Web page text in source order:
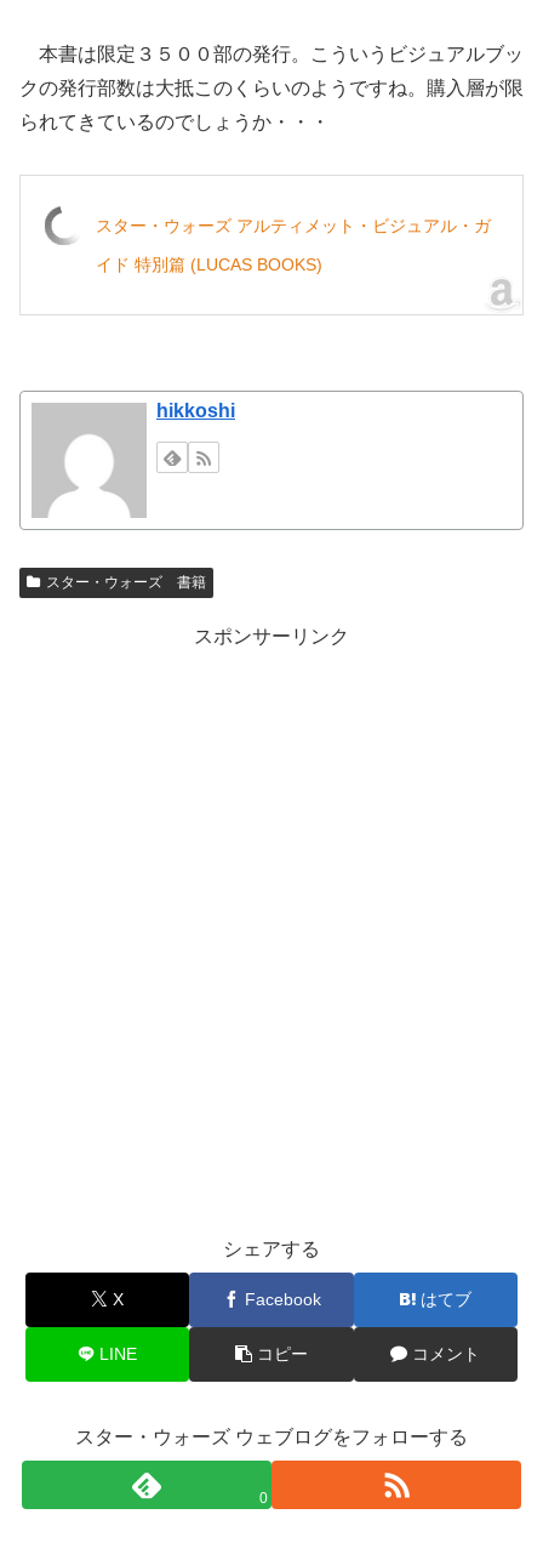
本書は限定３５００部の発行。こういうビジュアルブッ
クの発行部数は大抵このくらいのようですね。購入層が限
られてきているのでしょうか・・・
スター・ウォーズ アルティメット・ビジュアル・ガ
イド 特別篇 (LUCAS BOOKS)
hikkoshi
スター・ウォーズ 書籍
スポンサーリンク
シェアする
X Facebook はてブ
LINE コピー コメント
スター・ウォーズ ウェブログをフォローする
0